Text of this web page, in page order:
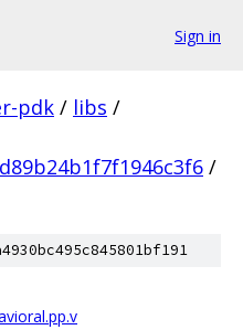
Sign in
pdk / libs /
/